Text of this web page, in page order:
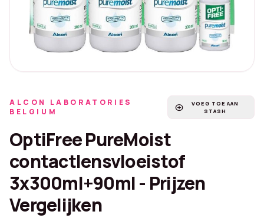
ALCON LABORATORIES
BELGIUM
add_circle
VOEG TOE AAN
STASH
OptiFree PureMoist
contactlensvloeistof
3x300ml+90ml - Prijzen
Vergelijken